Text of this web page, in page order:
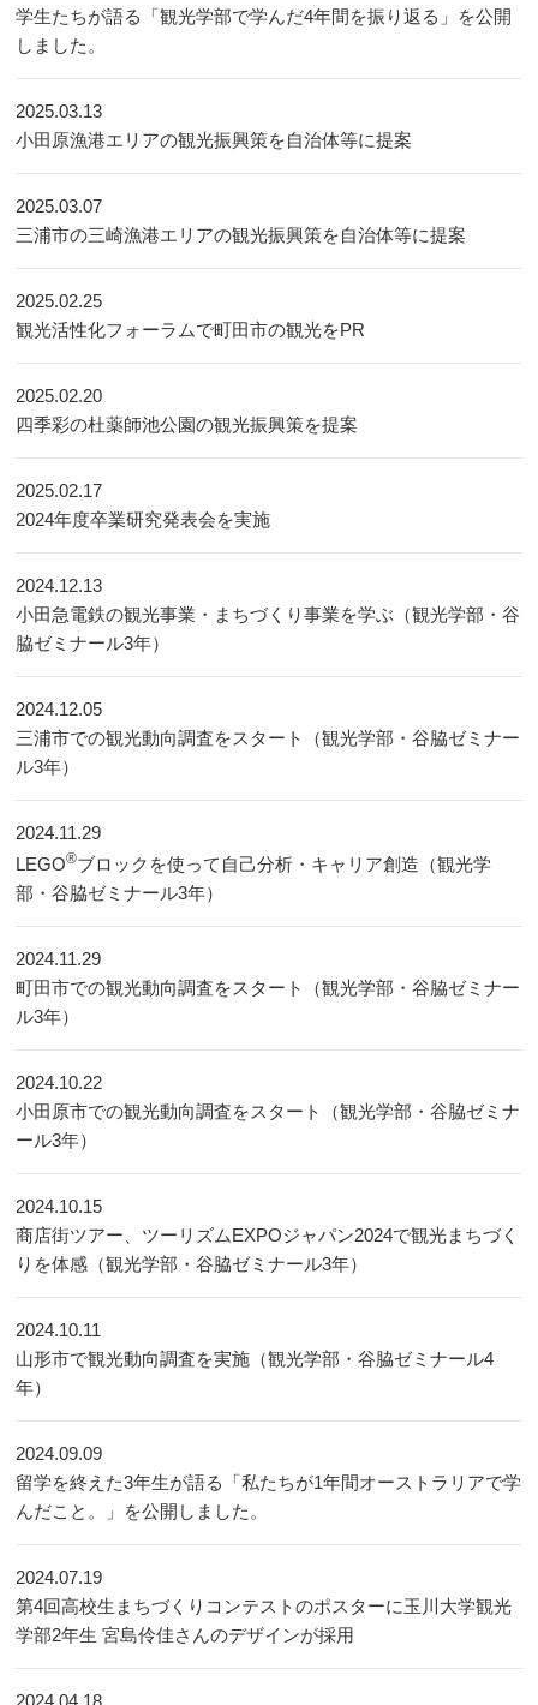
学生たちが語る「観光学部で学んだ4年間を振り返る」を公開
しました。
2025.03.13
小田原漁港エリアの観光振興策を自治体等に提案
2025.03.07
三浦市の三崎漁港エリアの観光振興策を自治体等に提案
2025.02.25
観光活性化フォーラムで町田市の観光をPR
2025.02.20
四季彩の杜薬師池公園の観光振興策を提案
2025.02.17
2024年度卒業研究発表会を実施
2024.12.13
小田急電鉄の観光事業・まちづくり事業を学ぶ（観光学部・谷
脇ゼミナール3年）
2024.12.05
三浦市での観光動向調査をスタート（観光学部・谷脇ゼミナー
ル3年）
2024.11.29
LEGO®ブロックを使って自己分析・キャリア創造（観光学
部・谷脇ゼミナール3年）
2024.11.29
町田市での観光動向調査をスタート（観光学部・谷脇ゼミナー
ル3年）
2024.10.22
小田原市での観光動向調査をスタート（観光学部・谷脇ゼミナ
ール3年）
2024.10.15
商店街ツアー、ツーリズムEXPOジャパン2024で観光まちづく
りを体感（観光学部・谷脇ゼミナール3年）
2024.10.11
山形市で観光動向調査を実施（観光学部・谷脇ゼミナール4
年）
2024.09.09
留学を終えた3年生が語る「私たちが1年間オーストラリアで学
んだこと。」を公開しました。
2024.07.19
第4回高校生まちづくりコンテストのポスターに玉川大学観光
学部2年生 宮島伶佳さんのデザインが採用
2024.04.18